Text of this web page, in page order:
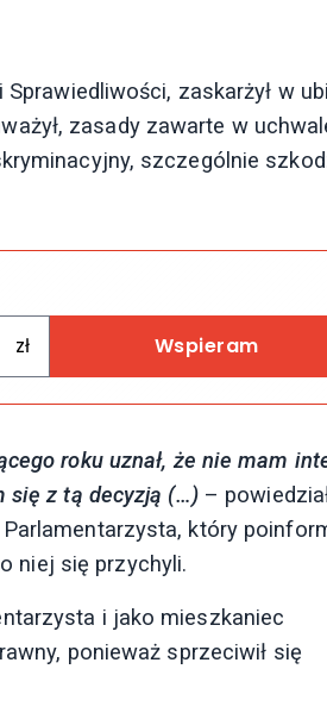
zaskarżył w
zasady zawarte w
szczególnie
Wspieram
roku uznał, że nie mam
się z tą decyzją (…)–
który
niej się przychyli.
i jako mieszkaniec
ponieważ sprzeciwił się